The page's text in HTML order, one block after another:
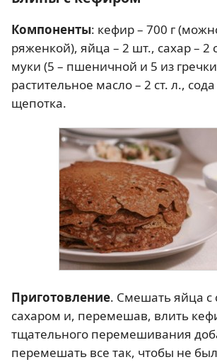
Компоненты: кефир – 700 г
ряженкой), яйца – 2 шт., сахар – 2
муки (5 – пшеничной и 5 из
растительное масло – 2 ст. л.,
щепотка.
Приготовление. Смешать яйца с
сахаром и, перемешав, влить
тщательного перемешивания
перемешать все так, чтобы не